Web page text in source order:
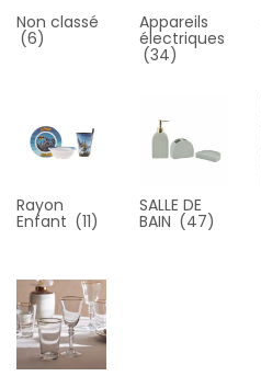
Non classé
(6)
Appareils
électriques
(34)
Rayon
Enfant (11)
SALLE DE
BAIN (47)